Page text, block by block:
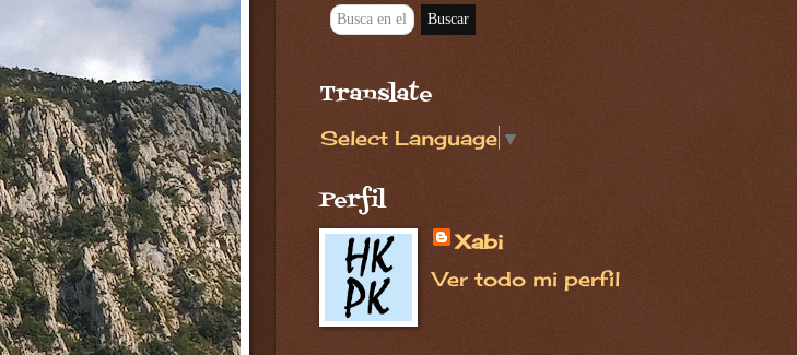
Translate
Select Language ▼
Perfil
Xabi
Ver todo mi perfil